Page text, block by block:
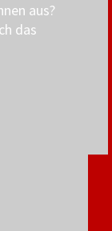
aus?
das